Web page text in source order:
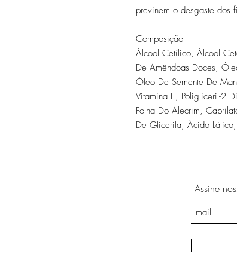
previnem o desgaste dos
Composição
Álcool Cetílico, Álcool
De Amêndoas Doces,
Óleo De Semente De
Vitamina E, Poligliceril-2
Folha Do Alecrim,
De Glicerila, Ácido
Assine